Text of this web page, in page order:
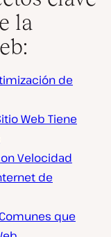
la
de
Web Tiene
Velocidad
de
que